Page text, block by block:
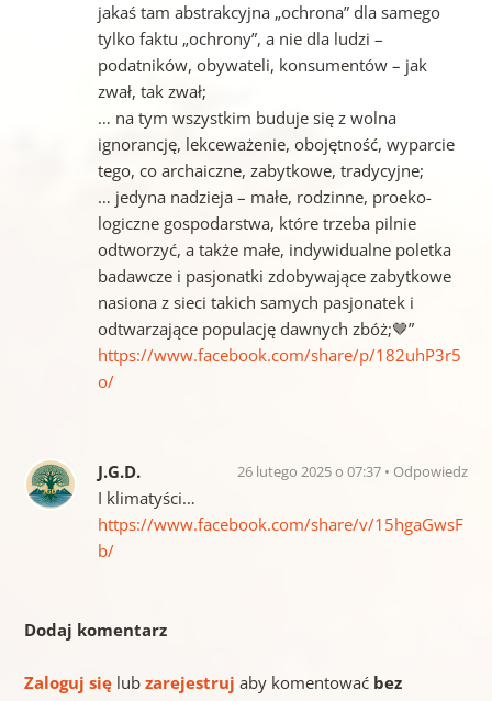
jakaś tam abstrakcyjna „ochrona” dla samego
tylko faktu „ochrony”, a nie dla ludzi –
podatników, obywateli, konsumentów – jak
zwał, tak zwał;
… na tym wszystkim buduje się z wolna
ignorancję, lekceważenie, obojętność, wyparcie
tego, co archaiczne, zabytkowe, tradycyjne;
… jedyna nadzieja – małe, rodzinne, proeko-
logiczne gospodarstwa, które trzeba pilnie
odtworzyć, a także małe, indywidualne poletka
badawcze i pasjonatki zdobywające zabytkowe
nasiona z sieci takich samych pasjonatek i
odtwarzające populację dawnych zbóż;🤎”
https://www.facebook.com/share/p/182uhP3r5
o/
J.G.D. 26 lutego 2025 o 07:37 Odpowiedz
I klimatyści…
https://www.facebook.com/share/v/15hgaGwsF
b/
Dodaj komentarz
Zaloguj sięlub zarejestruj aby komentować bez